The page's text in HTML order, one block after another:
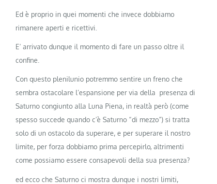
Ed è proprio in quei momenti che invece dobbiamo
rimanere aperti e ricettivi.
E’ arrivato dunque il momento di fare un passo oltre il
confine.
Con questo plenilunio potremmo sentire un freno che
sembra ostacolare l’espansione per via della presenza di
Saturno congiunto alla Luna Piena, in realtà però (come
spesso succede quando c’è Saturno “di mezzo”) si tratta
solo di un ostacolo da superare, e per superare il nostro
limite, per forza dobbiamo prima percepirlo, altrimenti
come possiamo essere consapevoli della sua presenza?
ed ecco che Saturno ci mostra dunque i nostri limiti,